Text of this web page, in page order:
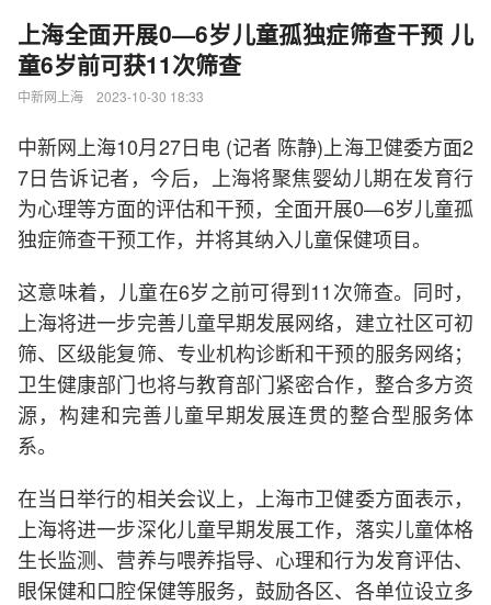
上海全面开展0—6岁儿童孤独症筛查干预 儿
童6岁前可获11次筛查
中新网上海 2023-10-30 18:33
中新网上海10月27日电 (记者 陈静)上海卫健委方面2
7日告诉记者，今后，上海将聚焦婴幼儿期在发育行
为心理等方面的评估和干预，全面开展0—6岁儿童孤
独症筛查干预工作，并将其纳入儿童保健项目。
这意味着，儿童在6岁之前可得到11次筛查。同时，
上海将进一步完善儿童早期发展网络，建立社区可初
筛、区级能复筛、专业机构诊断和干预的服务网络；
卫生健康部门也将与教育部门紧密合作，整合多方资
源，构建和完善儿童早期发展连贯的整合型服务体
系。
在当日举行的相关会议上，上海市卫健委方面表示，
上海将进一步深化儿童早期发展工作，落实儿童体格
生长监测、营养与喂养指导、心理和行为发育评估、
眼保健和口腔保健等服务，鼓励各区、各单位设立多